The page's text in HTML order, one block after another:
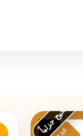
غير صحيح جزئياً